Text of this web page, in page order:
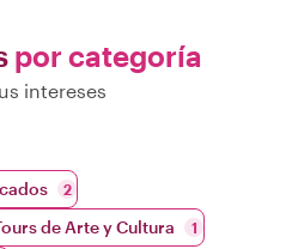
por categoría
intereses
2
de Arte y Cultura 1